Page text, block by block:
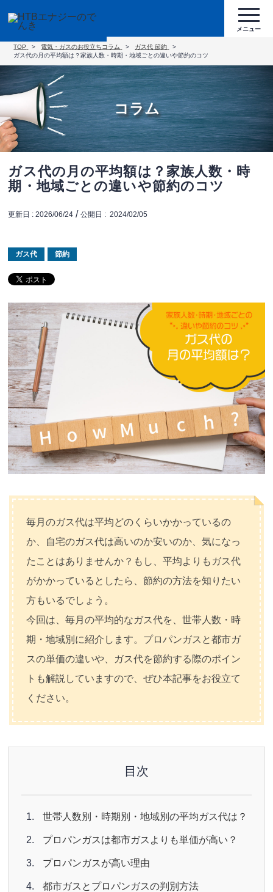
TOP 電気・ガスのお役立ちコラム ガス代 節約
ガス代の月の平均額は？家族人数・時期・地域ごとの違いや節約のコツ
コラム
ガス代の月の平均額は？家族人数・時
期・地域ごとの違いや節約のコツ
更新日 :2026/06/24 /公開日 : 2024/02/05
ガス代 節約
毎月のガス代は平均どのくらいかかっているの
か、自宅のガス代は高いのか安いのか、気になっ
たことはありませんか？もし、平均よりもガス代
がかかっているとしたら、節約の方法を知りたい
方もいるでしょう。
今回は、毎月の平均的なガス代を、世帯人数・時
期・地域別に紹介します。プロパンガスと都市ガ
スの単価の違いや、ガス代を節約する際のポイン
トも解説していますので、ぜひ本記事をお役立て
ください。
目次
世帯人数別・時期別・地域別の平均ガス代は？
プロパンガスは都市ガスよりも単価が高い？
プロパンガスが高い理由
都市ガスとプロパンガスの判別方法